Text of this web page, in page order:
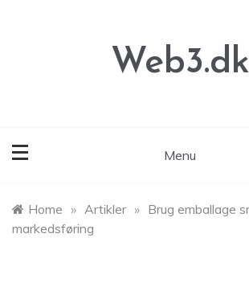
Web3.dk
Menu
Home » Artikler » Brug emballage
markedsføring